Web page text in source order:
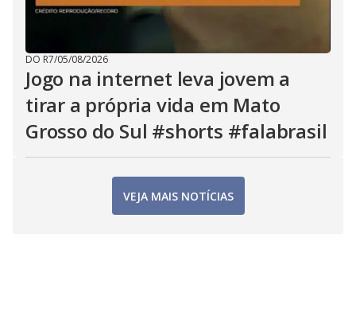
DO R7/05/08/2026
Jogo na internet leva jovem a
tirar a própria vida em Mato
Grosso do Sul #shorts #falabrasil
VEJA MAIS NOTÍCIAS